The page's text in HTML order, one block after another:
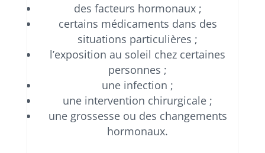
des facteurs hormonaux ;
certains médicaments dans des
situations particulières ;
l’exposition au soleil chez certaines
personnes ;
une infection ;
une intervention chirurgicale ;
une grossesse ou des changements
hormonaux.